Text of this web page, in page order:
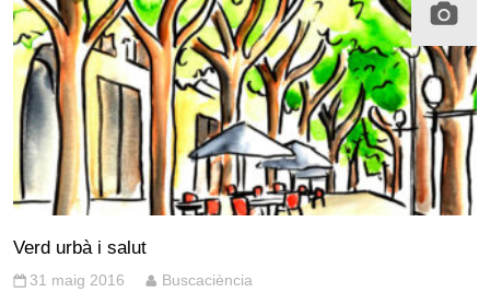
Verd urbà i salut
31 maig 2016 Buscaciència